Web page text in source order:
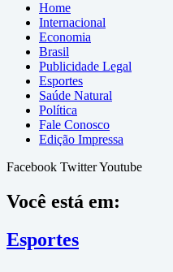
Home
Internacional
Economia
Brasil
Publicidade Legal
Esportes
Saúde Natural
Política
Fale Conosco
Edição Impressa
Facebook TwitterYoutube
Você está em:
Esportes